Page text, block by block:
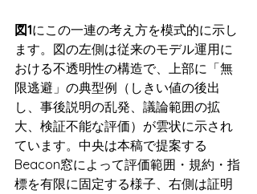
図1にこの一連の考え方を模式的に示し
ます。図の左側は従来のモデル運用に
おける不透明性の構造で、上部に「無
限逃避」の典型例（しきい値の後出
し、事後説明の乱発、議論範囲の拡
大、検証不能な評価）が雲状に示され
ています。中央は本稿で提案する
Beacon窓によって評価範囲・規約・指
標を有限に固定する様子、右側は証明